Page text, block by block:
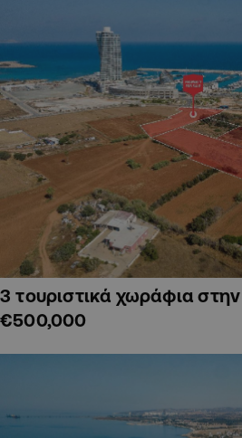
3 τουριστικά χωράφια
€500,000